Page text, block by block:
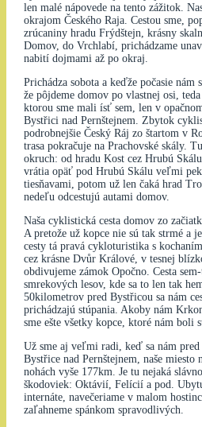
len malé nápovede na tento zážitok.
okrajom Českého Raja. Cestou sme,
zrúcaniny hradu Frýdštejn, krásny
Domov, do Vrchlabí, prichádzame
nabití dojmami až po okraj.
Prichádza sobota a keďže počasie nám
že pôjdeme domov po vlastnej osi,
ktorou sme mali ísť sem, len v
Bystřici nad Pernštejnem. Zbytok
podrobnejšie Český Ráj zo štartom v
trasa pokračuje na Prachovské skály.
okruch: od hradu Kost cez Hrubú
vrátia opäť pod Hrubú Skálu veľmi
tiesňavami, potom už len čaká hrad
nedeľu odcestujú autami domov.
Naša cyklistická cesta domov zo
A pretože už kopce nie sú tak strmé a
cesty tá pravá cykloturistika s
cez krásne Dvůr Králové, v tesnej
obdivujeme zámok Opočno. Cesta
smrekových lesov, kde sa to len tak
50kilometrov pred Bystřicou sa nám
prichádzajú stúpania. Akoby nám
sme ešte všetky kopce, ktoré nám boli
Už sme aj veľmi radi, keď sa nám
Bystřice nad Pernštejnem, naše
nohách vyše 177km. Je tu nejaká
škodoviek: Oktávií, Felícií a pod.
internáte, navečeriame v malom
zaľahneme spánkom spravodlivých.